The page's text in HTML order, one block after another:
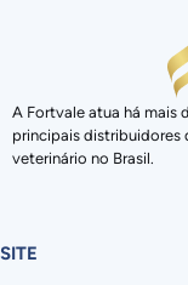
A Fortvale atua há mais
principais distribuidores
veterinário no Brasil.
SITE